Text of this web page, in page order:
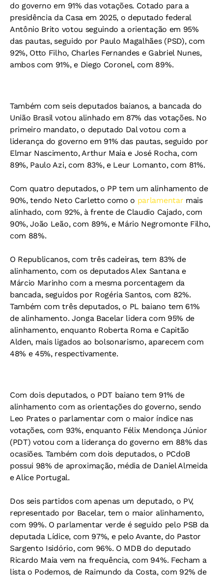
do governo em 91% das votações. Cotado para a
presidência da Casa em 2025, o deputado federal
Antônio Brito votou seguindo a orientação em 95%
das pautas, seguido por Paulo Magalhães (PSD), com
92%, Otto Filho, Charles Fernandes e Gabriel Nunes,
ambos com 91%, e Diego Coronel, com 89%.
Também com seis deputados baianos, a bancada do
União Brasil votou alinhado em 87% das votações. No
primeiro mandato, o deputado Dal votou com a
liderança do governo em 91% das pautas, seguido por
Elmar Nascimento, Arthur Maia e José Rocha, com
89%, Paulo Azi, com 83%, e Leur Lomanto, com 81%.
Com quatro deputados, o PP tem um alinhamento de
90%, tendo Neto Carletto como o parlamentar mais
alinhado, com 92%, à frente de Claudio Cajado, com
90%, João Leão, com 89%, e Mário Negromonte Filho,
com 88%.
O Republicanos, com três cadeiras, tem 83% de
alinhamento, com os deputados Alex Santana e
Márcio Marinho com a mesma porcentagem da
bancada, seguidos por Rogéria Santos, com 82%.
Também com três deputados, o PL baiano tem 61%
de alinhamento. Jonga Bacelar lidera com 95% de
alinhamento, enquanto Roberta Roma e Capitão
Alden, mais ligados ao bolsonarismo, aparecem com
48% e 45%, respectivamente.
Com dois deputados, o PDT baiano tem 91% de
alinhamento com as orientações do governo, sendo
Leo Prates o parlamentar com o maior índice nas
votações, com 93%, enquanto Félix Mendonça Júnior
(PDT) votou com a liderança do governo em 88% das
ocasiões. Também com dois deputados, o PCdoB
possui 98% de aproximação, média de Daniel Almeida
e Alice Portugal.
Dos seis partidos com apenas um deputado, o PV,
representado por Bacelar, tem o maior alinhamento,
com 99%. O parlamentar verde é seguido pelo PSB da
deputada Lídice, com 97%, e pelo Avante, do Pastor
Sargento Isidório, com 96%. O MDB do deputado
Ricardo Maia vem na frequência, com 94%. Fecham a
lista o Podemos, de Raimundo da Costa, com 92% de